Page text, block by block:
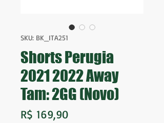
SKU: BK_ITA251
Shorts Perugia
2021 2022 Away
Tam: 2GG (Novo)
R$ 169,90Preço